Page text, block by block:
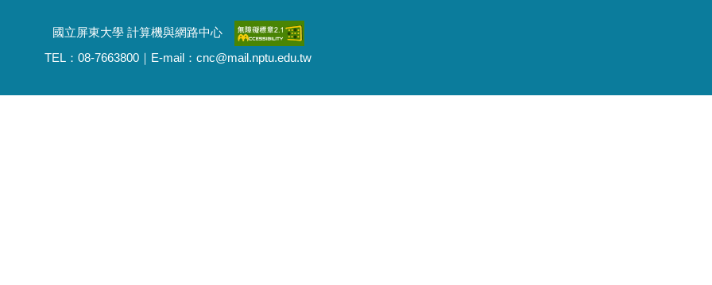
國立屏東大學 計算機與網路中心
TEL：08-7663800｜E-mail：cnc@mail.nptu.edu.tw